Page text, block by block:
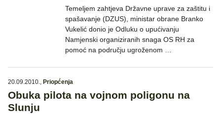
Temeljem zahtjeva Državne uprave za zaštitu i
spašavanje (DZUS), ministar obrane Branko
Vukelić donio je Odluku o upućivanju
Namjenski organiziranih snaga OS RH za
pomoć na području ugroženom …
20.09.2010., Priopćenja
Obuka pilota na vojnom poligonu na
Slunju